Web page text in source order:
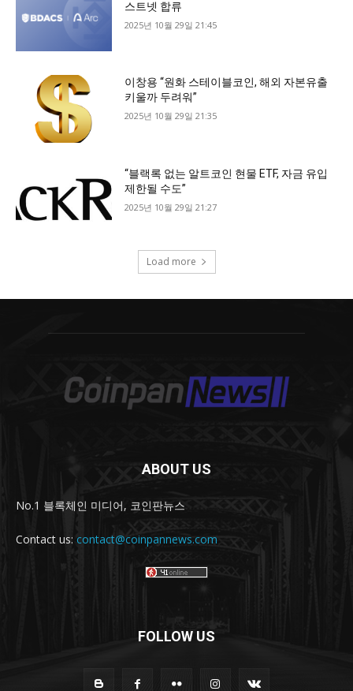
ABOUT US
No.1 블록체인 미디어, 코인판뉴스
Contact us: contact@coinpannews.com
FOLLOW US